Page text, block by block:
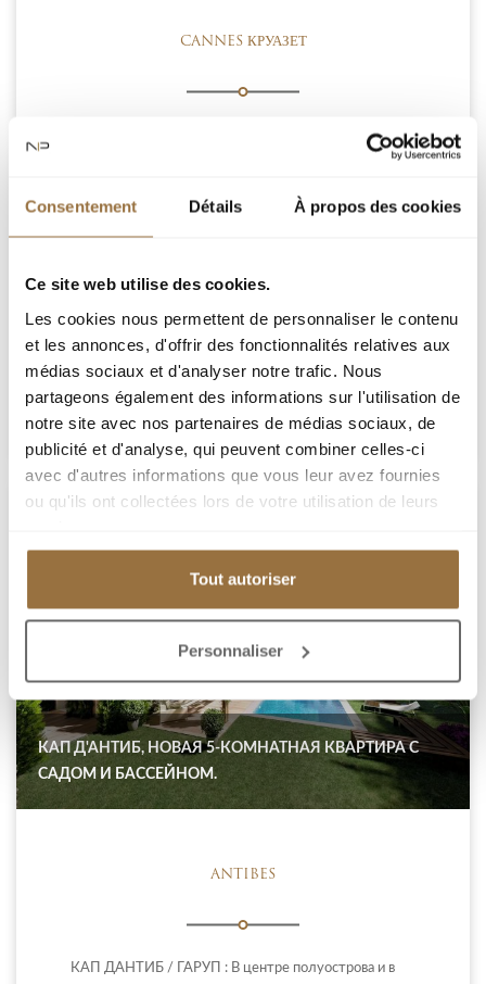
Consentement Détails À propos des cookies
Ce site web utilise des cookies.
Les cookies nous permettent de personnaliser le contenu
et les annonces, d'offrir des fonctionnalités relatives aux
médias sociaux et d'analyser notre trafic. Nous
partageons également des informations sur l'utilisation de
notre site avec nos partenaires de médias sociaux, de
publicité et d'analyse, qui peuvent combiner celles-ci
avec d'autres informations que vous leur avez fournies
ou qu'ils ont collectées lors de votre utilisation de leurs
Tout autoriser
Personnaliser
CANNES КРУАЗЕТ
КАННЫ КРУАЗЕТ : В резиденции с круглосуточной
охраной, красивая квартира площадью в 90 м.кв. на
Большая светлая гостиная с открытой оборудованной
Гонорар агентства включён в стоимость.
3 280 000 €
Добавить к подборке
КАП Д'АНТИБ, НОВАЯ 5-КОМНАТНАЯ КВАРТИРА С
САДОМ И БАССЕЙНОМ.
ANTIBES
КАП ДАНТИБ / ГАРУП : В центре полуострова и в